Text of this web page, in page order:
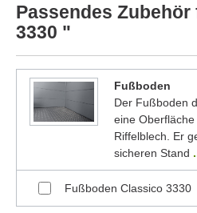
Passendes
3330 "
Fußboden
Der Fußboden
eine
Riffelblech. Er
sicheren Stand
Fußboden Classico 3330